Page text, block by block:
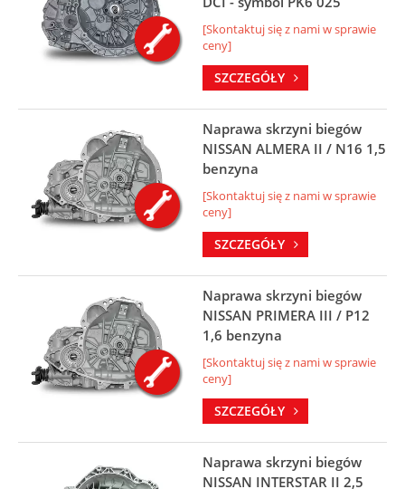
[Skontaktuj się z nami w sprawie
ceny]
SZCZEGÓŁY
Naprawa skrzyni biegów
NISSAN ALMERA II / N16 1,5
benzyna
[Skontaktuj się z nami w sprawie
ceny]
SZCZEGÓŁY
Naprawa skrzyni biegów
NISSAN PRIMERA III / P12
1,6 benzyna
[Skontaktuj się z nami w sprawie
ceny]
SZCZEGÓŁY
Naprawa skrzyni biegów
NISSAN INTERSTAR II 2,5